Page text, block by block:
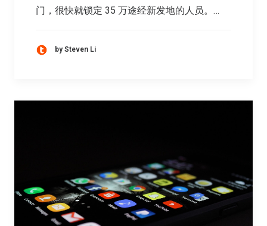
门，很快就锁定 35 万途经新发地的人员。…
by Steven Li